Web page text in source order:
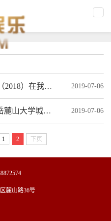
2019-07-06
）在我校举行
2019-07-06
企业案例邀请赛复赛顺利举行
1 2 下页
麓山路36号